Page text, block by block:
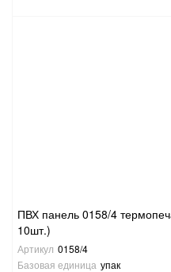
ПВХ панель 0158/4
10шт.)
Артикул 0158/4
Базовая единица упак